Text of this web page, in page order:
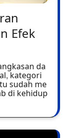
Efek
da
kategori
sudah me
di kehidup